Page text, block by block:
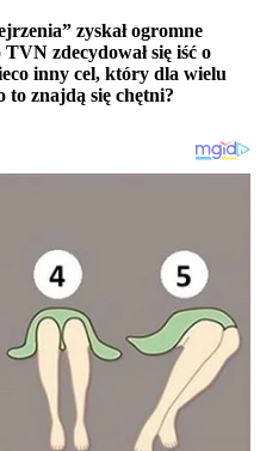
zyskał ogromne
zdecydował się iść o
inny cel, który dla wielu
to znajdą się chętni?